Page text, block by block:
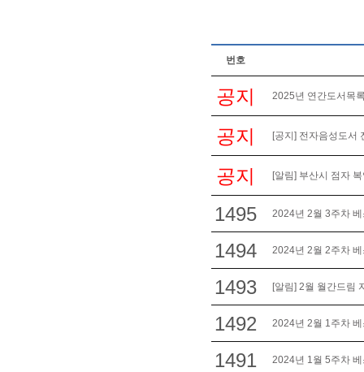
번호
공지 2025년 연간도서목
공지 [공지] 전자음성도서
공지 [알림] 부산시 점자
1495 2024년 2월 3주차
1494 2024년 2월 2주차
1493 [알림] 2월 월간드림
1492 2024년 2월 1주차
1491 2024년 1월 5주차